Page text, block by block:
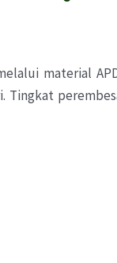
material
Tingkat